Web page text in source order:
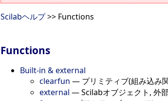
Scilabヘルプ>> Functions
Functions
Built-in & external
clearfun — プリミティブ(組み込み
external —Scilabオブジェクト, 外